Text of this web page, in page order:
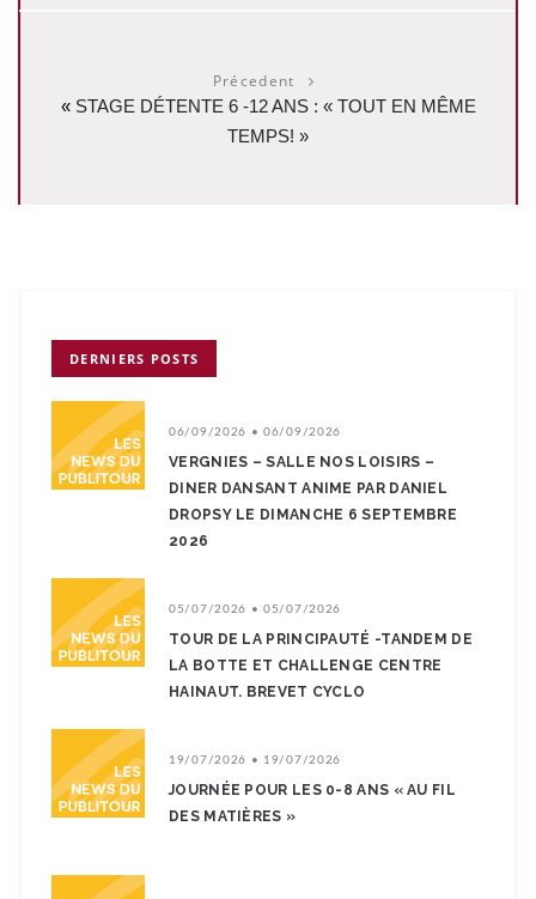
Précedent
« STAGE DÉTENTE 6 -12 ANS : « TOUT EN MÊME
TEMPS! »
DERNIERS POSTS
06/09/2026 • 06/09/2026
VERGNIES – SALLE NOS LOISIRS –
DINER DANSANT ANIME PAR DANIEL
DROPSY LE DIMANCHE 6 SEPTEMBRE
2026
05/07/2026 • 05/07/2026
TOUR DE LA PRINCIPAUTÉ -TANDEM DE
LA BOTTE ET CHALLENGE CENTRE
HAINAUT. BREVET CYCLO
19/07/2026 • 19/07/2026
JOURNÉE POUR LES 0-8 ANS « AU FIL
DES MATIÈRES »